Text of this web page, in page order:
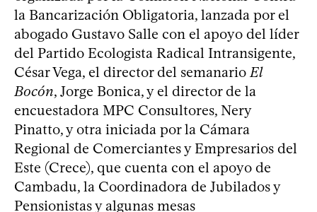
la Bancarización Obligatoria, lanzada por el
abogado Gustavo Salle con el apoyo del líder
del Partido Ecologista Radical Intransigente,
César Vega, el director del semanarioEl
Bocón, Jorge Bonica, y el director de la
encuestadora MPC Consultores, Nery
Pinatto, y otra iniciada por la Cámara
Regional de Comerciantes y Empresarios del
Este (Crece), que cuenta con el apoyo de
Cambadu, la Coordinadora de Jubilados y
Pensionistas y algunas mesas